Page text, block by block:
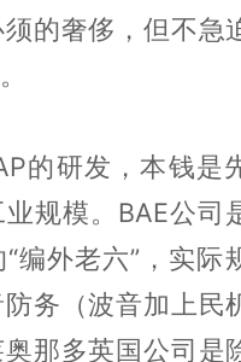
的奢侈，但不急
的研发，本钱是
规模。BAE公司
编外老六”，实际
务（波音加上民
那多英国公司是